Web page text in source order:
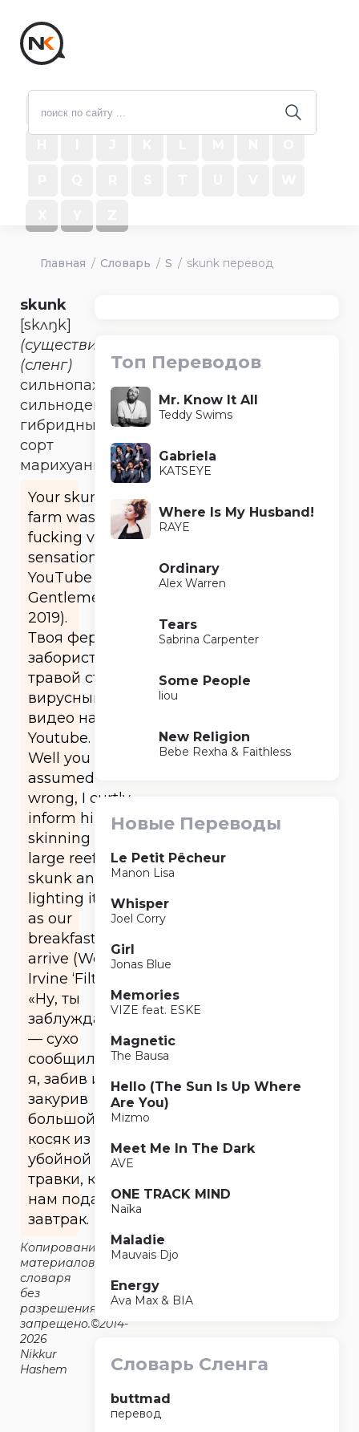
# A B G
Главная Словарь S skunk перевод
skunk
[skʌŋk]
(существительное)
(сленг)
сильнопахнущий
сильнодействующий
гибридный
сорт
марихуаны
Your skunk
farm was a
fucking viral
sensation on
YouTube (‘The
Gentlemen’
2019).
Твоя ферма с
забористой
травой стала
вирусным
видео на
Youtube.
Well you
assumed
wrong, I curtly
inform him,
skinning up a
large reefer of
skunk and
lighting it up
as our
breakfasts
arrive (Welsh
Irvine ‘Filth’).
«Ну, ты
заблуждался»,
— сухо
сообщил ему
я, забив и
закурив
большой
косяк из
убойной
травки, когда
нам подали
завтрак.
Копирование
материалов
словаря
без
разрешения
запрещено.©2014-
2026
Nikkur
Hashem
Топ Переводов
Mr. Know It All
Teddy Swims
Gabriela
KATSEYE
Where Is My Husband!
RAYE
Ordinary
Alex Warren
Tears
Sabrina Carpenter
Some People
liou
New Religion
Bebe Rexha & Faithless
Новые Переводы
Le Petit Pêcheur
Manon Lisa
Whisper
Joel Corry
Girl
Jonas Blue
Memories
VIZE feat. ESKE
Magnetic
The Bausa
Hello (The Sun Is Up Where
Are You)
Mizmo
Meet Me In The Dark
AVE
ONE TRACK MIND
Naïka
Maladie
Mauvais Djo
Energy
Ava Max & BIA
Словарь Сленга
buttmad
перевод